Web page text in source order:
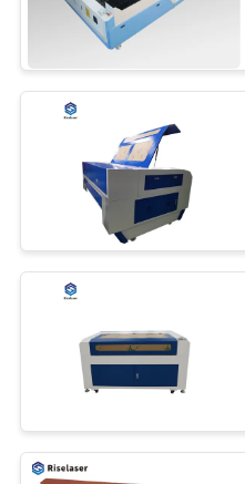
আমাদের
সম্পর্কে
যোগাযোগ
করুন
শিল্পকৌশল
মেশিন
ফাইবার
মেশিন